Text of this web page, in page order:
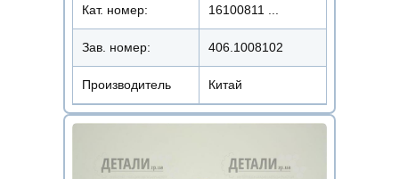
Кат. номер: 16100811 ...
Зав. номер: 406.1008102
Производитель Китай